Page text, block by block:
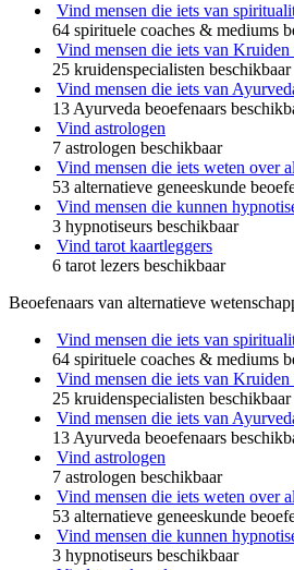
Vind mensen die iets van
64 spirituele coaches & mediums
Vind mensen die iets van Kruiden
25 kruidenspecialisten beschikbaar
Vind mensen die iets van
13 Ayurveda beoefenaars
Vind astrologen
7 astrologen beschikbaar
Vind mensen die iets weten over
53 alternatieve geneeskunde
Vind mensen die kunnen
3 hypnotiseurs beschikbaar
Vind tarot kaartleggers
6 tarot lezers beschikbaar
Beoefenaars van alternatieve
Vind mensen die iets van
64 spirituele coaches & mediums
Vind mensen die iets van Kruiden
25 kruidenspecialisten beschikbaar
Vind mensen die iets van
13 Ayurveda beoefenaars
Vind astrologen
7 astrologen beschikbaar
Vind mensen die iets weten over
53 alternatieve geneeskunde
Vind mensen die kunnen
3 hypnotiseurs beschikbaar